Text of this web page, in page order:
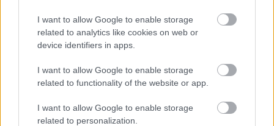
I want to allow Google to enable storage
related to analytics like cookies on web or
device identifiers in apps.
I want to allow Google to enable storage
related to functionality of the website or app.
I want to allow Google to enable storage
related to personalization.
borítékolható, hogy
hamarosan ott is
meglépik ugyanezeket az emeléseket, amik ráadásul nem is
TOVÁBB OLVASOM
JNSZ megyei hírek áremelés drágulás, költségek